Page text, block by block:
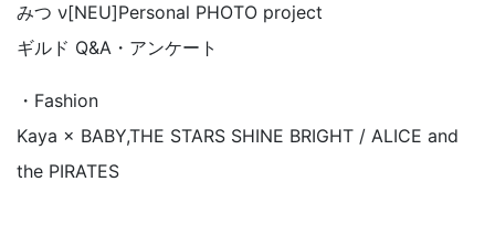
みつ ν[NEU]Personal PHOTO project
ギルド Q&A・アンケート
・Fashion
Kaya × BABY,THE STARS SHINE BRIGHT / ALICE and
the PIRATES